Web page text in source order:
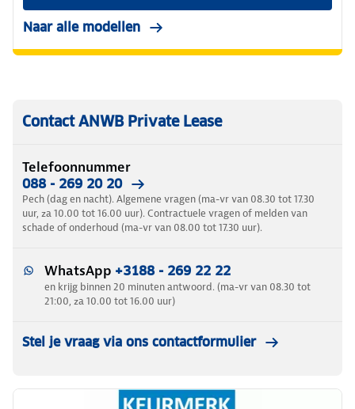
Naar alle modellen
Contact ANWB Private Lease
Telefoonnummer
088 - 269 20 20
Pech (dag en nacht). Algemene vragen (ma-vr van 08.30 tot 17.30
uur, za 10.00 tot 16.00 uur). Contractuele vragen of melden van
schade of onderhoud (ma-vr van 08.00 tot 17.30 uur).
WhatsApp +3188 - 269 22 22
en krijg binnen 20 minuten antwoord. (ma-vr van 08.30 tot
21:00, za 10.00 tot 16.00 uur)
Stel je vraag via ons contactformulier